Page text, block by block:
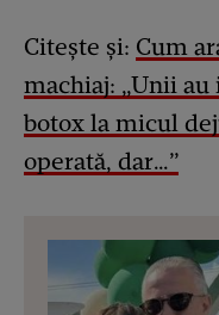
Citește și: Cum
machiaj: „Unii
botox la micul
operată, dar…”